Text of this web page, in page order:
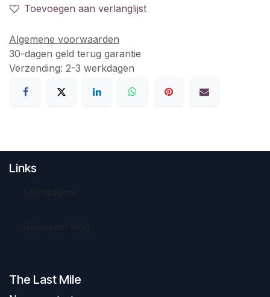
Toevoegen aan verlanglijst
Algemene voorwaarden
30-dagen geld terug garantie
Verzending: 2-3 werkdagen
Links
The Last Mile